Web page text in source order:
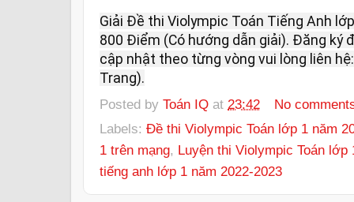
Giải Đề thi Violympic Toán Tiếng Anh
800 Điểm (Có hướng dẫn giải). Đăng ký
cập nhật theo từng vòng vui lòng liên
Trang).
Posted by Toán IQ at 23:42
No
Labels: Đề thi Violympic Toán lớp 1 năm
1 trên mạng, Luyện thi Violympic Toán lớp
tiếng anh lớp 1 năm 2022-2023